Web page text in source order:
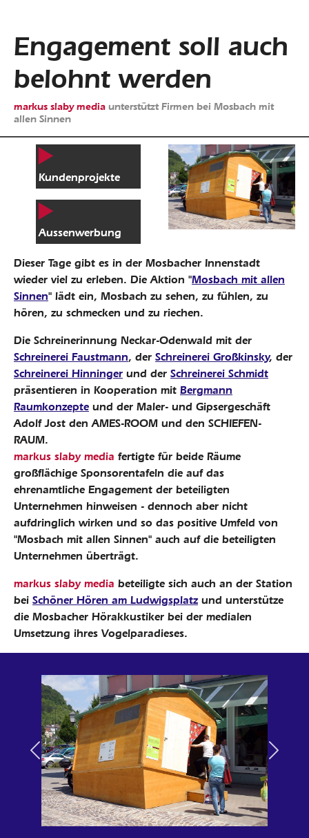
Engagement soll auch
belohnt werden
markus slaby media unterstützt Firmen bei Mosbach mit
allen Sinnen
Kundenprojekte
Aussenwerbung
Dieser Tage gibt es in der Mosbacher Innenstadt
wieder viel zu erleben. Die Aktion "Mosbach mit allen
Sinnen" lädt ein, Mosbach zu sehen, zu fühlen, zu
hören, zu schmecken und zu riechen.
Die Schreinerinnung Neckar-Odenwald mit der
Schreinerei Faustmann, der Schreinerei Großkinsky, der
Schreinerei Hinninger und der Schreinerei Schmidt
präsentieren in Kooperation mit Bergmann
Raumkonzepte und der Maler- und Gipsergeschäft
Adolf Jost den AMES-ROOM und den SCHIEFEN-
RAUM.
markus slaby media fertigte für beide Räume
großflächige Sponsorentafeln die auf das
ehrenamtliche Engagement der beteiligten
Unternehmen hinweisen - dennoch aber nicht
aufdringlich wirken und so das positive Umfeld von
"Mosbach mit allen Sinnen" auch auf die beteiligten
Unternehmen überträgt.
markus slaby media beteiligte sich auch an der Station
bei Schöner Hören am Ludwigsplatz und unterstütze
die Mosbacher Hörakkustiker bei der medialen
Umsetzung ihres Vogelparadieses.
Previous Next